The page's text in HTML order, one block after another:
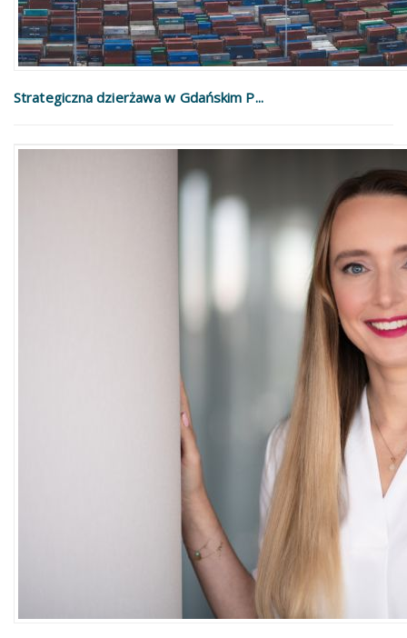
Strategiczna dzierżawa w Gdańskim P...